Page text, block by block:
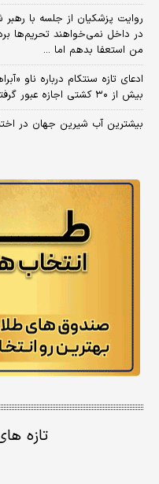
روایت پزشکیان از جلسه با رهبر
در داخل نمی‌خواهند تحریم‌ها
من استعفا بدهم اما ...
ادعای تازه سنتکام درباره ناو
بیش از ۳۰ کشتی اجازه عبور گرفتند
بیشترین آب شیرین جهان در
تازه